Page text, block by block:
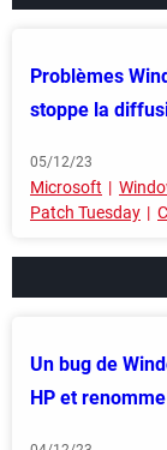
Problèmes
stoppe la
05/12/23
Microsoft
Patch Tuesday
Un bug de
HP et